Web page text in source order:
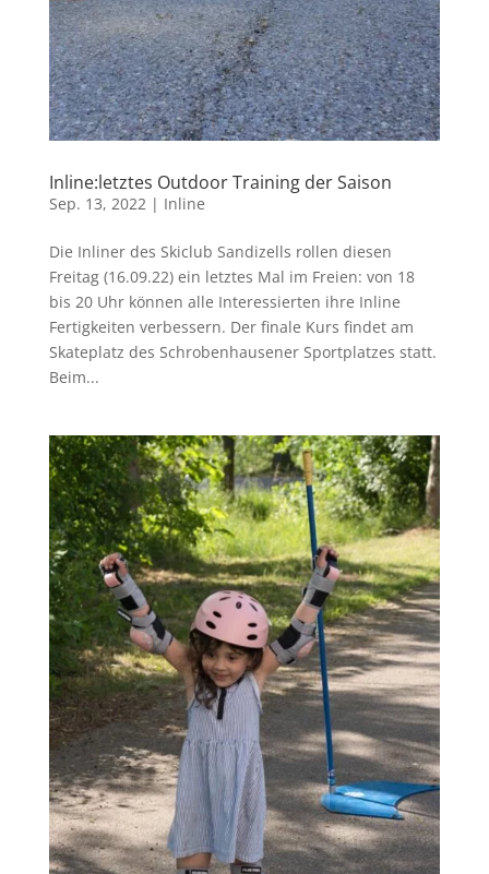
Inline:letztes Outdoor Training der Saison
Sep. 13, 2022| Inline
Die Inliner des Skiclub Sandizells rollen diesen
Freitag (16.09.22) ein letztes Mal im Freien: von 18
bis 20 Uhr können alle Interessierten ihre Inline
Fertigkeiten verbessern. Der finale Kurs findet am
Skateplatz des Schrobenhausener Sportplatzes statt.
Beim...